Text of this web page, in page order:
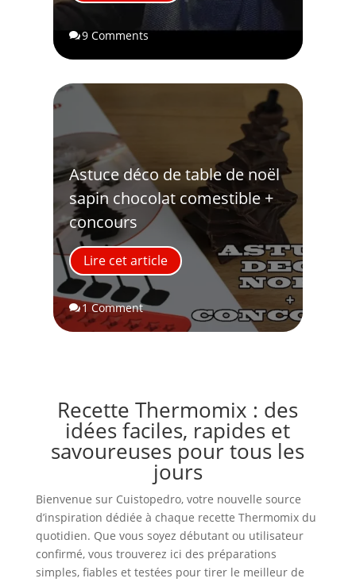
9 Comments
Astuce déco de table de noël
sapin chocolat comestible +
concours
Lire cet article
 1 Comment
Recette Thermomix : des
idées faciles, rapides et
savoureuses pour tous les
jours
Bienvenue sur Cuistopedro, votre nouvelle source
d’inspiration dédiée à chaque recette Thermomix du
quotidien. Que vous soyez débutant ou utilisateur
confirmé, vous trouverez ici des préparations
simples, fiables et testées pour tirer le meilleur de